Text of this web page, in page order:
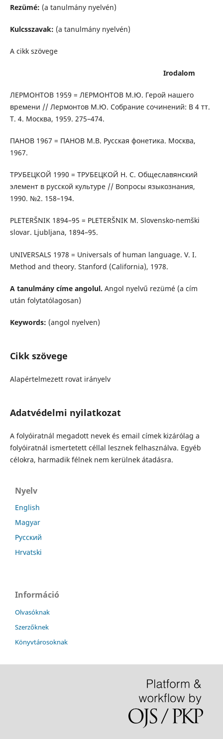
Rezümé: (a tanulmány nyelvén)
Kulcsszavak: (a tanulmány nyelvén)
A cikk szövege
Irodalom
ЛЕРМОНТОВ 1959 = ЛЕРМОНТОВ М.Ю. Герой нашего
времени // Лермонтов М.Ю. Собрание сочинений: В 4 тт.
Т. 4. Москва, 1959. 275–474.
ПАНОВ 1967 = ПАНОВ М.В. Русская фонетика. Москва,
1967.
ТРУБЕЦКОЙ 1990 = ТРУБЕЦКОЙ Н. С. Общеславянский
элемент в русской культуре // Вопросы языкознания,
1990. №2. 158–194.
PLETERŠNIK 1894–95 = PLETERŠNIK M. Slovensko-nemški
slovar. Ljubljana, 1894–95.
UNIVERSALS 1978 = Universals of human language. V. I.
Method and theory. Stanford (California), 1978.
A tanulmány címe angolul. Angol nyelvű rezümé (a cím
után folytatólagosan)
Keywords: (angol nyelven)
Cikk szövege
Alapértelmezett rovat irányelv
Adatvédelmi nyilatkozat
A folyóiratnál megadott nevek és email címek kizárólag a
folyóiratnál ismertetett céllal lesznek felhasználva. Egyéb
célokra, harmadik félnek nem kerülnek átadásra.
Nyelv
English
Magyar
Русский
Hrvatski
Információ
Olvasóknak
Szerzőknek
Könyvtárosoknak